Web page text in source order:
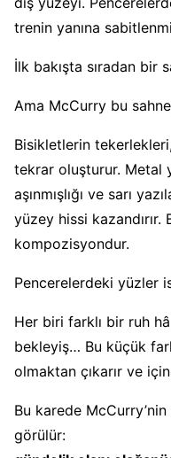
trenin yanına
İlk bakışta sıradan bir
Ama McCurry bu
Bisikletlerin
tekrar oluşturur. Metal
aşınmışlığı ve sarı
yüzey hissi
kompozisyondur.
Pencerelerdeki yüzler
Her biri farklı bir ruh
bekleyiş… Bu küçük
olmaktan çıkarır ve
Bu karede McCurry’nin
görülür: